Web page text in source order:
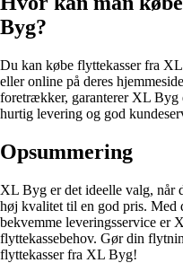
Byg?
Du kan købe flyttekasser fra
eller online på deres
foretrækker, garanterer XL Byg
hurtig levering og god
Opsummering
XL Byg er det ideelle valg, når
høj kvalitet til en god pris. Med
bekvemme leveringsservice er
flyttekassebehov. Gør din
flyttekasser fra XL Byg!